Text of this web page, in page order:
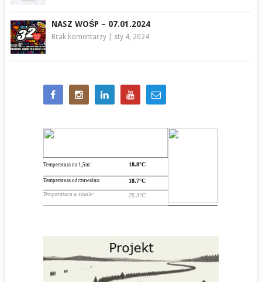
NASZ WOŚP – 07.01.2024
Brak komentarzy| sty 4, 2024